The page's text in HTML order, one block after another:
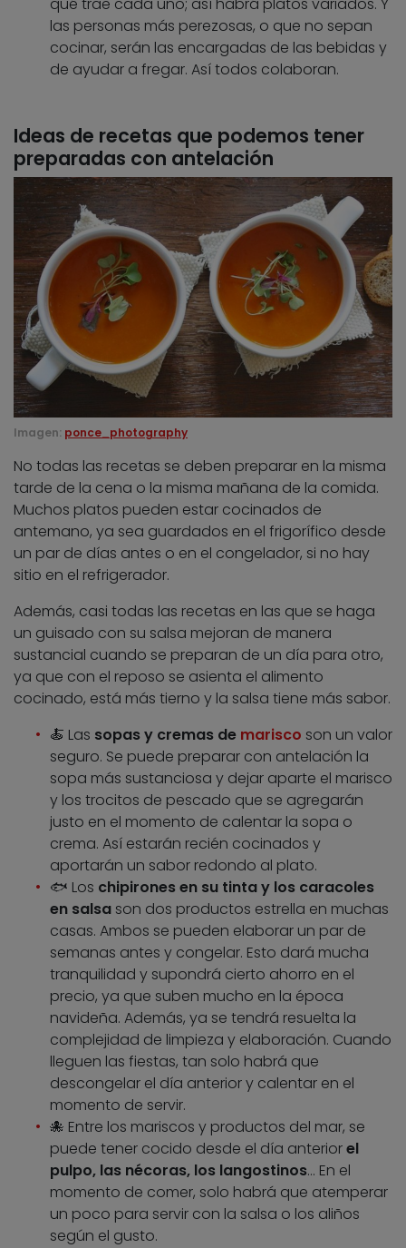
qué trae cada uno; así habrá platos variados. Y
las personas más perezosas, o que no sepan
cocinar, serán las encargadas de las bebidas y
de ayudar a fregar. Así todos colaboran.
Ideas de recetas que podemos tener
preparadas con antelación
Imagen: ponce_photography
No todas las recetas se deben preparar en la misma
tarde de la cena o la misma mañana de la comida.
Muchos platos pueden estar cocinados de
antemano, ya sea guardados en el frigorífico desde
un par de días antes o en el congelador, si no hay
sitio en el refrigerador.
Además, casi todas las recetas en las que se haga
un guisado con su salsa mejoran de manera
sustancial cuando se preparan de un día para otro,
ya que con el reposo se asienta el alimento
cocinado, está más tierno y la salsa tiene más sabor.
🍝 Las sopas y cremas de marisco son un valor
seguro. Se puede preparar con antelación la
sopa más sustanciosa y dejar aparte el marisco
y los trocitos de pescado que se agregarán
justo en el momento de calentar la sopa o
crema. Así estarán recién cocinados y
aportarán un sabor redondo al plato.
🐟 Los chipirones en su tinta y los caracoles
en salsa son dos productos estrella en muchas
casas. Ambos se pueden elaborar un par de
semanas antes y congelar. Esto dará mucha
tranquilidad y supondrá cierto ahorro en el
precio, ya que suben mucho en la época
navideña. Además, ya se tendrá resuelta la
complejidad de limpieza y elaboración. Cuando
lleguen las fiestas, tan solo habrá que
descongelar el día anterior y calentar en el
momento de servir.
🐙 Entre los mariscos y productos del mar, se
puede tener cocido desde el día anteriorel
pulpo, las nécoras, los langostinos… En el
momento de comer, solo habrá que atemperar
un poco para servir con la salsa o los aliños
según el gusto.